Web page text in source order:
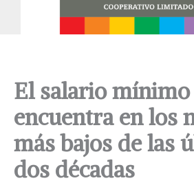
El salario mínimo
encuentra en los
más bajos de las
dos décadas